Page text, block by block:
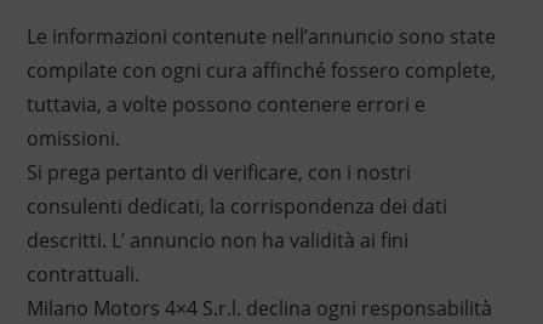
Le informazioni contenute nell’annuncio sono state
compilate con ogni cura affinché fossero complete,
tuttavia, a volte possono contenere errori e
omissioni.
Si prega pertanto di verificare, con i nostri
consulenti dedicati, la corrispondenza dei dati
descritti. L’ annuncio non ha validità ai fini
contrattuali.
Milano Motors 4×4 S.r.l. declina ogni responsabilità